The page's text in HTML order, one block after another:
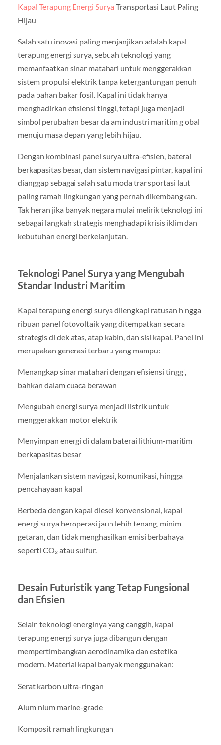
Kapal Terapung Energi Surya Transportasi Laut Paling
Hijau
Salah satu inovasi paling menjanjikan adalah kapal
terapung energi surya, sebuah teknologi yang
memanfaatkan sinar matahari untuk menggerakkan
sistem propulsi elektrik tanpa ketergantungan penuh
pada bahan bakar fosil. Kapal ini tidak hanya
menghadirkan efisiensi tinggi, tetapi juga menjadi
simbol perubahan besar dalam industri maritim global
menuju masa depan yang lebih hijau.
Dengan kombinasi panel surya ultra-efisien, baterai
berkapasitas besar, dan sistem navigasi pintar, kapal ini
dianggap sebagai salah satu moda transportasi laut
paling ramah lingkungan yang pernah dikembangkan.
Tak heran jika banyak negara mulai melirik teknologi ini
sebagai langkah strategis menghadapi krisis iklim dan
kebutuhan energi berkelanjutan.
Teknologi Panel Surya yang Mengubah
Standar Industri Maritim
Kapal terapung energi surya dilengkapi ratusan hingga
ribuan panel fotovoltaik yang ditempatkan secara
strategis di dek atas, atap kabin, dan sisi kapal. Panel ini
merupakan generasi terbaru yang mampu:
Menangkap sinar matahari dengan efisiensi tinggi,
bahkan dalam cuaca berawan
Mengubah energi surya menjadi listrik untuk
menggerakkan motor elektrik
Menyimpan energi di dalam baterai lithium-maritim
berkapasitas besar
Menjalankan sistem navigasi, komunikasi, hingga
pencahayaan kapal
Berbeda dengan kapal diesel konvensional, kapal
energi surya beroperasi jauh lebih tenang, minim
getaran, dan tidak menghasilkan emisi berbahaya
seperti CO₂ atau sulfur.
Desain Futuristik yang Tetap Fungsional
dan Efisien
Selain teknologi energinya yang canggih, kapal
terapung energi surya juga dibangun dengan
mempertimbangkan aerodinamika dan estetika
modern. Material kapal banyak menggunakan:
Serat karbon ultra-ringan
Aluminium marine-grade
Komposit ramah lingkungan